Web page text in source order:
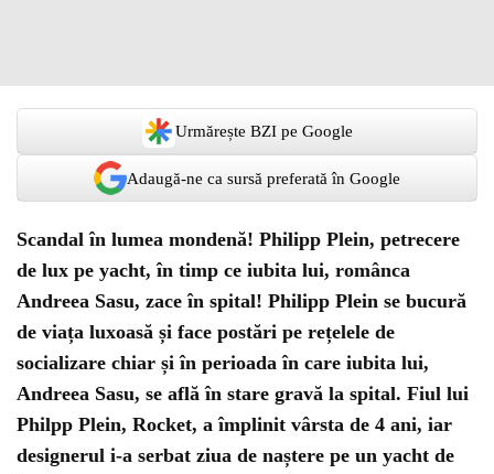
Urmărește BZI pe Google
Adaugă-ne ca sursă preferată în Google
Scandal în lumea mondenă! Philipp Plein, petrecere
de lux pe yacht, în timp ce iubita lui, românca
Andreea Sasu, zace în spital! Philipp Plein se bucură
de viața luxoasă și face postări pe rețelele de
socializare chiar și în perioada în care iubita lui,
Andreea Sasu, se află în stare gravă la spital. Fiul lui
Philpp Plein, Rocket, a împlinit vârsta de 4 ani, iar
designerul i-a serbat ziua de naștere pe un yacht de